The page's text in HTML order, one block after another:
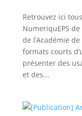
Retrouvez ici
NumeriquEPS
de l’Académie
formats courts
présenter des
et des...